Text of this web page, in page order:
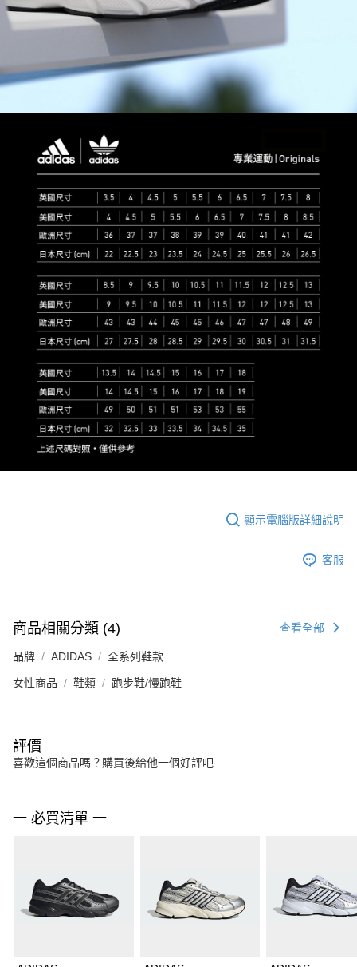
顯示電腦版詳細說明
客服
商品相關分類 (4) 查看全部
品牌 ADIDAS 全系列鞋款
女性商品 鞋類 跑步鞋/慢跑鞋
評價
喜歡這個商品嗎？購買後給他一個好評吧
一 必買清單 一